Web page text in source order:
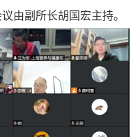
由副所长胡国宏主持。